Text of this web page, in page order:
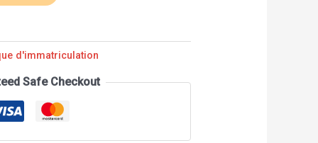
d'immatriculation
Safe Checkout